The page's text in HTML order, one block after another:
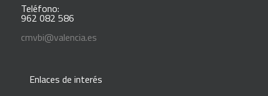
Teléfono:
962 082 586
cmvbi@valencia.es
Enlaces de interés